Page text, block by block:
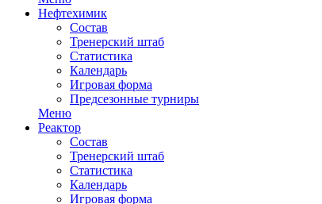
Нефтехимик
Состав
Тренерский штаб
Статистика
Календарь
Игровая форма
Предсезонные турниры
Меню
Реактор
Состав
Тренерский штаб
Статистика
Календарь
Игровая форма